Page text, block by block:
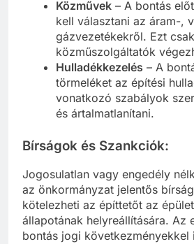
Közművek – A bontás
kell választani az áram-,
gázvezetékekről. Ezt
közműszolgáltatók
Hulladékkezelés – A
törmeléket az építési
vonatkozó szabályok
és ártalmatlanítani.
Bírságok és Szankciók:
Jogosulatlan vagy engedély
az önkormányzat jelentős
kötelezheti az építtetőt az
állapotának helyreállítására. Az
bontás jogi következményekkel